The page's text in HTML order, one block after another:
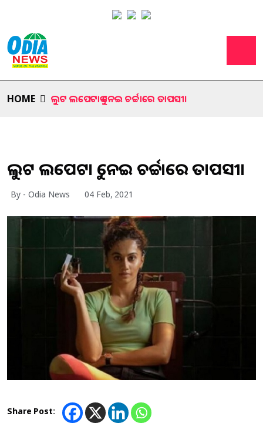
HOME ଲୁଟ ଲପେଟାକୁ ନେଇ ଚର୍ଚ୍ଚାରେ ତାପସୀ।
ଲୁଟ ଲପେଟାକୁ ନେଇ ଚର୍ଚ୍ଚାରେ ତାପସୀ।
By - Odia News 04 Feb, 2021
Share Post: